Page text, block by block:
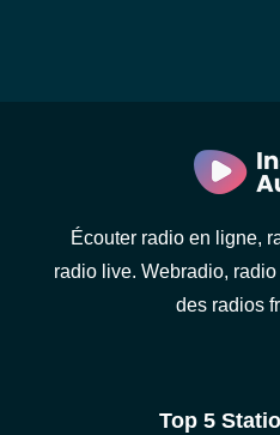
Écouter radio en ligne,
radio live. Webradio,
des radios
Top 5